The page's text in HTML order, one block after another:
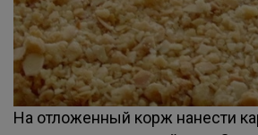
На отложенный корж нанести